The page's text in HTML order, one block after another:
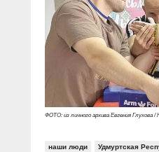
Социальные ролики
Документальные
Прямой разговор
В знании сила
Специальный репортаж
КиберПОСТОВОЙ
Газета «Щит и меч»
Журнал «Полиция
О ПОРТАЛЕ
Контакты
Вакансии
ФОТО: из личного архива Евгения Глухова /
наши люди Удмуртская